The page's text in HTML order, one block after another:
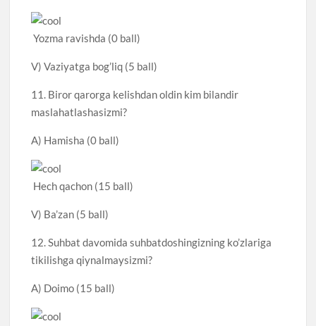
Yozma ravishda (0 ball)
V) Vaziyatga bog’liq (5 ball)
11. Biror qarorga kelishdan oldin kim bilandir
maslahatlashasizmi?
A) Hamisha (0 ball)
Hech qachon (15 ball)
V) Ba’zan (5 ball)
12. Suhbat davomida suhbatdoshingizning ko’zlariga
tikilishga qiynalmaysizmi?
A) Doimo (15 ball)